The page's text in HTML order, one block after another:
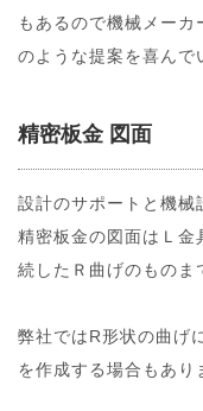
もあるので機械メーカ
のような提案を喜んで
精密板金 図面
設計のサポートと機械
精密板金の図面はＬ金
続したＲ曲げのものま
弊社ではR形状の曲げ
を作成する場合もあり